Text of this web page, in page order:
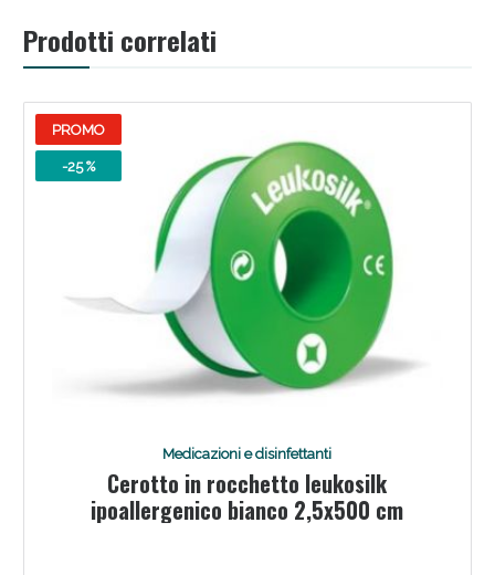
Prodotti correlati
PROMO
-25 %
Medicazioni e disinfettanti
Cerotto in rocchetto leukosilk
ipoallergenico bianco 2,5x500 cm
Benessere Intestinale: Sconto fino al 55% valido